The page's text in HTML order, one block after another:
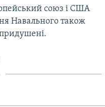
союз і США
Навального також
придушені.